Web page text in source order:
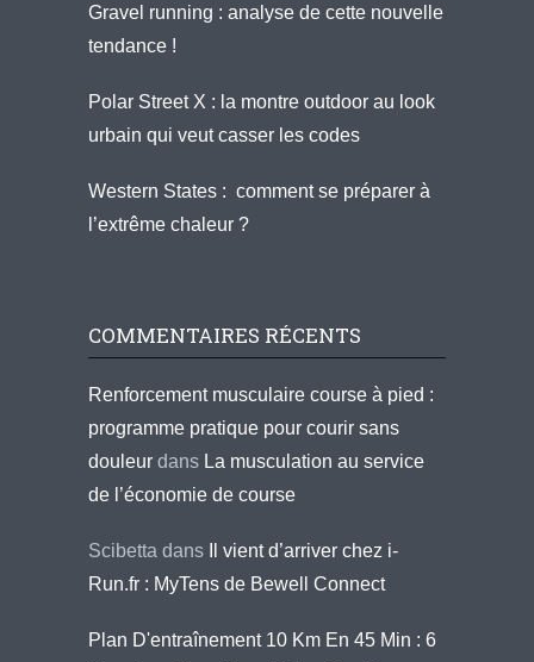
Gravel running : analyse de cette nouvelle
tendance !
Polar Street X : la montre outdoor au look
urbain qui veut casser les codes
Western States : comment se préparer à
l’extrême chaleur ?
COMMENTAIRES RÉCENTS
Renforcement musculaire course à pied :
programme pratique pour courir sans
douleur dans La musculation au service
de l’économie de course
Scibetta dans
Il vient d’arriver chez i-
Run.fr : MyTens de Bewell Connect
Plan D'entraînement 10 Km En 45 Min : 6